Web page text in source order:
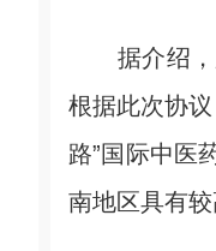
据介绍，广
根据此次协
路”国际中医
南地区具有